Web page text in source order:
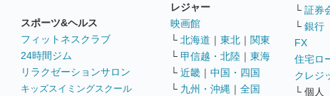
スポーツ&ヘルス
フィットネスクラブ
24時間ジム
リラクゼーションサロン
キッズスイミングスクール
レジャー
映画館
└ 北海道 ｜ 東北 ｜ 関東
└ 甲信越・北陸 ｜ 東海
└ 近畿 ｜ 中国・四国
└ 九州・沖縄 ｜ 全国
└ 証券
└ 銀行
FX
住宅ロ
クレジ
└ 個人